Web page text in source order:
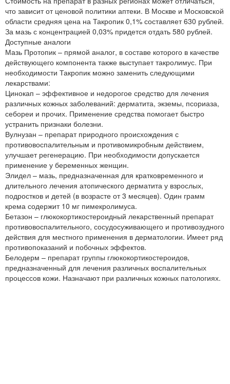
что зависит от ценовой политики аптеки. В Москве и Московской
области средняя цена на Такропик 0,1% составляет 630 рублей.
За мазь с концентрацией 0,03% придется отдать 580 рублей.
Доступные аналоги
Мазь Протопик – прямой аналог, в составе которого в качестве
действующего компонента также выступает такролимус. При
необходимости Такропик можно заменить следующими
лекарствами:
Цинокап – эффективное и недорогое средство для лечения
различных кожных заболеваний: дерматита, экземы, псориаза,
себореи и прочих. Применение средства помогает быстро
устранить признаки болезни.
Вулнузан – препарат природного происхождения с
противовоспалительным и противомикробным действием,
улучшает регенерацию. При необходимости допускается
применение у беременных женщин.
Элидел – мазь, предназначенная для кратковременного и
длительного лечения атопического дерматита у взрослых,
подростков и детей (в возрасте от 3 месяцев). Один грамм
крема содержит 10 мг пимекролимуса.
Бетазон – глюкокортикостероидный лекарственный препарат
противовоспалительного, сосудосуживающего и противозудного
действия для местного применения в дерматологии. Имеет ряд
противопоказаний и побочных эффектов.
Белодерм – препарат группы глюкокортикостероидов,
предназначенный для лечения различных воспалительных
процессов кожи. Назначают при различных кожных патологиях.